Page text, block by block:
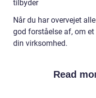
tilbyder
Når du har overvejet
god forståelse af, om
din virksomhed.
Read